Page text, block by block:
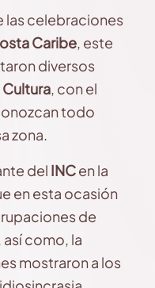
las celebraciones
Caribe, este
diversos
Cultura, con el
todo
zona.
del INCen la
en esta ocasión
de
como, la
mostraron a los